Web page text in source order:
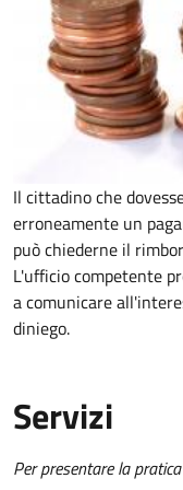
Il cittadino che
erroneamente un
può chiederne il
L'ufficio competente
a comunicare
diniego.
Servizi
Per presentare la